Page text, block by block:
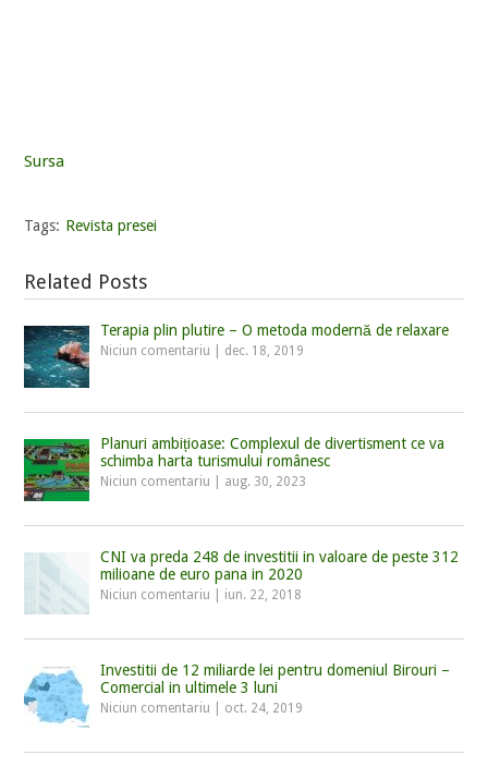
Sursa
Tags: Revista presei
Related Posts
Terapia plin plutire – O metoda modernă de relaxare
Niciun comentariu dec. 18, 2019
Planuri ambițioase: Complexul de divertisment ce va
schimba harta turismului românesc
Niciun comentariu aug. 30, 2023
CNI va preda 248 de investitii in valoare de peste 312
milioane de euro pana in 2020
Niciun comentariu iun. 22, 2018
Investitii de 12 miliarde lei pentru domeniul Birouri –
Comercial in ultimele 3 luni
Niciun comentariu oct. 24, 2019